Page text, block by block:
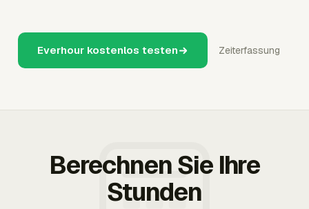
Everhour kostenlos testen Zeiterfassung
Berechnen Sie Ihre
Stunden